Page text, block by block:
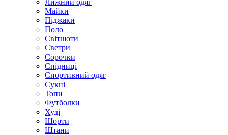
Лижний одяг
Майки
Піджаки
Поло
Світшоти
Светри
Сорочки
Спідниці
Спортивний одяг
Сукні
Топи
Футболки
Худі
Шорти
Штани